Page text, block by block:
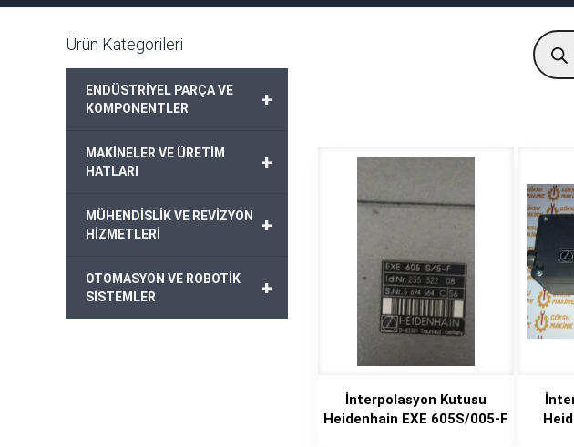
search
İnterpolasyon Kutusu
Heidenhain EXE 605S/005-F
Ürün Kategorileri
+
ENDÜSTRİYEL PARÇA VE
KOMPONENTLER
+
MAKİNELER VE ÜRETİM
HATLARI
+
MÜHENDİSLİK VE REVİZYON
HİZMETLERİ
+
OTOMASYON VE ROBOTİK
SİSTEMLER